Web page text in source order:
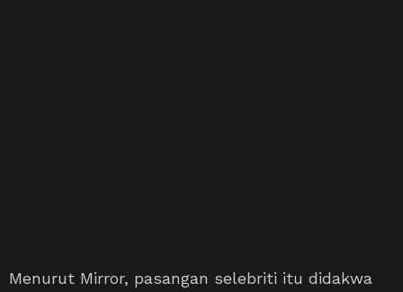
Menurut Mirror, pasangan selebriti itu didakwa